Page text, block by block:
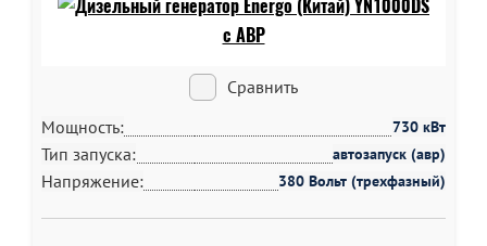
Сравнить
Мощность:
730 кВт
Тип запуска: автозапуск (авр)
Напряжение: 380 Вольт (трехфазный)